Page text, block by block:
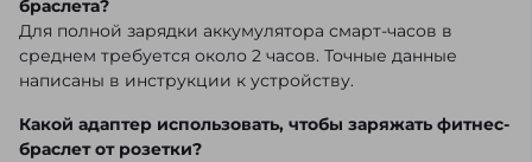
браслета?
Для полной зарядки аккумулятора смарт-часов в
среднем требуется около 2 часов. Точные данные
написаны в инструкции к устройству.
Какой адаптер использовать, чтобы заряжать фитнес-
браслет от розетки?